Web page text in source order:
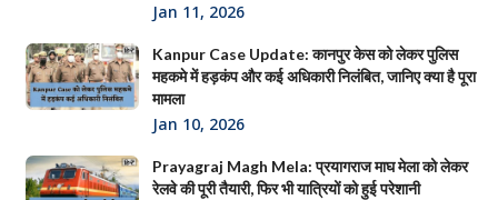
Jan 11, 2026
Kanpur Case Update: कानपुर केस को लेकर पुलिस
महकमे में हड़कंप और कई अधिकारी निलंबित, जानिए क्या है पूरा
मामला
Jan 10, 2026
Prayagraj Magh Mela: प्रयागराज माघ मेला को लेकर
रेलवे की पूरी तैयारी, फिर भी यात्रियों को हुई परेशानी